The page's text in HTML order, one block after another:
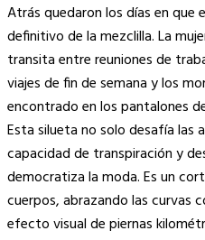
Atrás quedaron los días en que
definitivo de la mezclilla. La
transita entre reuniones de
viajes de fin de semana y los
encontrado en los pantalones
Esta silueta no solo desafía las
capacidad de transpiración y
democratiza la moda. Es un
cuerpos, abrazando las curvas
efecto visual de piernas